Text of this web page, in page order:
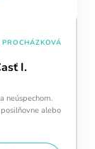
I.
neúspechom.
alebo